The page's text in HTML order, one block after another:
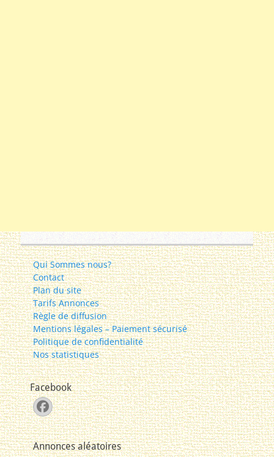
Qui Sommes nous?
Contact
Plan du site
Tarifs Annonces
Règle de diffusion
Mentions légales – Paiement sécurisé
Politique de confidentialité
Nos statistiques
Facebook
Facebook
Annonces aléatoires